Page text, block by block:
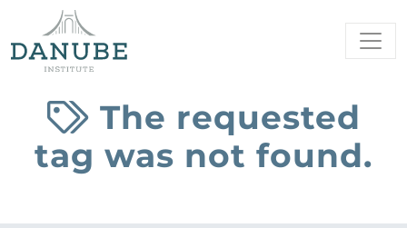
The requested
tag was not found.